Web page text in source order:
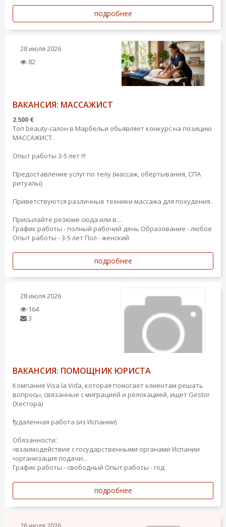
подробнее
28 июля 2026
82
ВАКАНСИЯ: МАССАЖИСТ
2 500 €
Топ beauty-салон в Марбельи обьявляет конкурс на позицию
МАССАЖИСТ.
Опыт работы 3-5 лет !!!
Предоставление услуг по телу (массаж, обёртывания, СПА
ритуалы).
Приветствуются различные техники массажа для похудения.
Присылайте резюме сюда или в...
График работы - полный рабочий день Образование - любое
Опыт работы - 3-5 лет Пол - женский
подробнее
28 июля 2026
164
3
ВАКАНСИЯ: ПОМОЩНИК ЮРИСТА
Компания Visa la Vida, которая помогает клиентам решать
вопросы, связанные с миграцией и релокацией, ищет Gestor
(Хестора)
❗️удаленная работа (из Испании)
Обязанности:
▫️взаимодействие с государственными органами Испании
▫️организация подачи...
График работы - свободный Опыт работы - год
подробнее